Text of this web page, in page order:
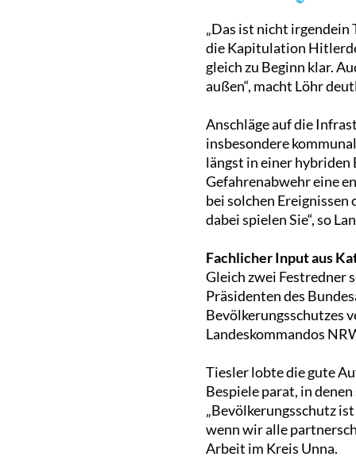
„Das ist nicht irgendein
die Kapitulation
gleich zu Beginn klar.
außen“, macht Löhr
Anschläge auf die
insbesondere
längst in einer hybriden
Gefahrenabwehr eine
bei solchen
dabei spielen Sie“, so
Fachlicher Input aus
Gleich zwei Festredner
Präsidenten des
Bevölkerungsschutzes
Landeskommandos
Tiesler lobte die gute
Bespiele parat, in
„Bevölkerungsschutz
wenn wir alle
Arbeit im Kreis Unna.